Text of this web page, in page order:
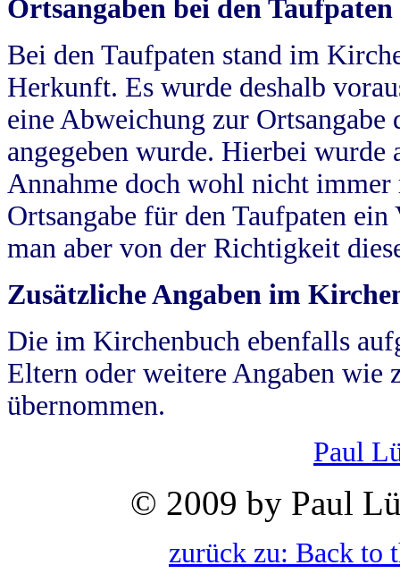
Ortsangaben bei den Taufpaten
Bei den Taufpaten stand im
Herkunft. Es wurde deshalb
eine Abweichung zur
angegeben wurde. Hierbei wurde
Annahme doch wohl nicht
Ortsangabe für den Taufpaten
man aber von der Richtigkeit
Zusätzliche Angaben im
Die im Kirchenbuch ebenfalls
Eltern oder weitere Angaben wie
übernommen.
Paul
© 2009 by Paul
zurück zu: Back to